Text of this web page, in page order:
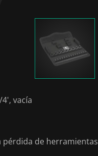
vacía
pérdida de herramientas